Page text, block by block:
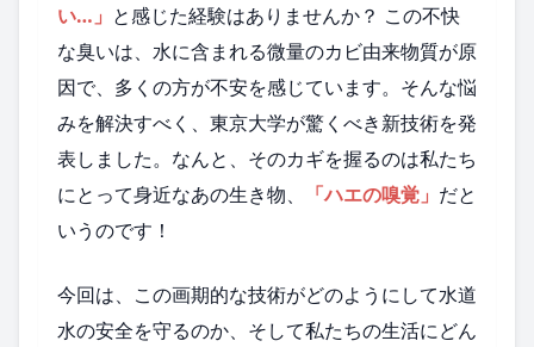
い…」 と感じた経験はありませんか？ この不快
な臭いは、水に含まれる微量のカビ由来物質が原
因で、多くの方が不安を感じています。そんな悩
みを解決すべく、東京大学が驚くべき新技術を発
表しました。なんと、そのカギを握るのは私たち
にとって身近なあの生き物、
「ハエの嗅覚」 だと
いうのです！
今回は、この画期的な技術がどのようにして水道
水の安全を守るのか、そして私たちの生活にどん